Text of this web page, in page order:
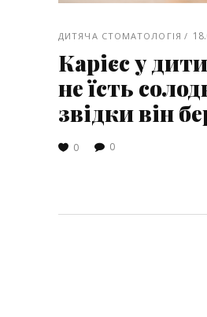
ДИТЯЧА СТОМАТОЛОГІЯ
Карієс у
не їсть
звідки він
0 0